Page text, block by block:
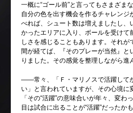
一概に“ゴール前”と言ってもさまざま
自分の色を出す機会を作るチャレンジ
べれば、シュート数は増えましたし、
かったエリアに入り、ボールを受けて
しさを感じることもあります。それが
間が経てば、『そのプレーが当然』と
りました。その感覚を整理しながら進
――常々、「Ｆ・マリノスで活躍して
い」と言われていますが、その心境に
「その“活躍”の意味合いが年々、変わ
目は試合に出ることが“活躍”だったか